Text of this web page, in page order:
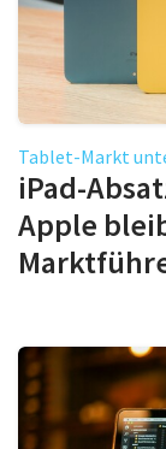
Tablet-Markt
iPad-
Apple